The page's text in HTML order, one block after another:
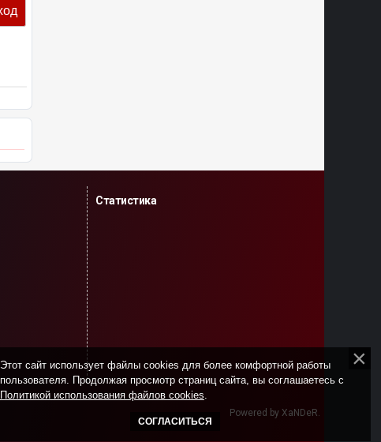
Статистика
Powered by XaNDeR.
Этот сайт использует файлы cookies для более комфортной работы
пользователя. Продолжая просмотр страниц сайта, вы соглашаетесь с
Политикой использования файлов cookies
СОГЛАСИТЬСЯ